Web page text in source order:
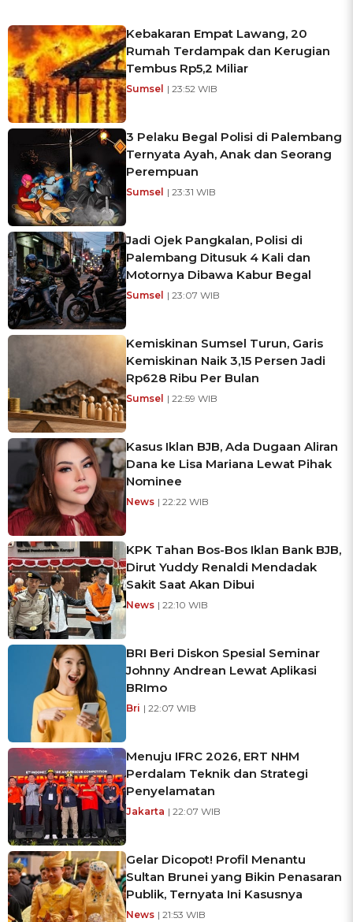
Kebakaran Empat Lawang, 20
Rumah Terdampak dan Kerugian
Tembus Rp5,2 Miliar
Sumsel | 23:52 WIB
3 Pelaku Begal Polisi di Palembang
Ternyata Ayah, Anak dan Seorang
Perempuan
Sumsel | 23:31 WIB
Jadi Ojek Pangkalan, Polisi di
Palembang Ditusuk 4 Kali dan
Motornya Dibawa Kabur Begal
Sumsel | 23:07 WIB
Kemiskinan Sumsel Turun, Garis
Kemiskinan Naik 3,15 Persen Jadi
Rp628 Ribu Per Bulan
Sumsel | 22:59 WIB
Kasus Iklan BJB, Ada Dugaan Aliran
Dana ke Lisa Mariana Lewat Pihak
Nominee
News | 22:22 WIB
KPK Tahan Bos-Bos Iklan Bank BJB,
Dirut Yuddy Renaldi Mendadak
Sakit Saat Akan Dibui
News | 22:10 WIB
BRI Beri Diskon Spesial Seminar
Johnny Andrean Lewat Aplikasi
BRImo
Bri | 22:07 WIB
Menuju IFRC 2026, ERT NHM
Perdalam Teknik dan Strategi
Penyelamatan
Jakarta | 22:07 WIB
Gelar Dicopot! Profil Menantu
Sultan Brunei yang Bikin Penasaran
Publik, Ternyata Ini Kasusnya
News | 21:53 WIB